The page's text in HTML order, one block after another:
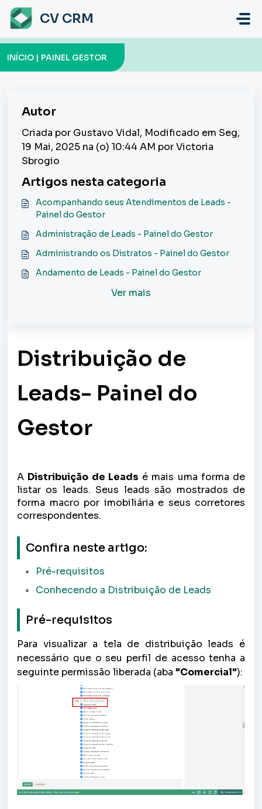
Ir para o conteúdo principal
CV CRM
INÍCIO | PAINEL GESTOR
Autor
Criada por Gustavo Vidal, Modificado em Seg,
19 Mai, 2025 na (o) 10:44 AM por Victoria
Sbrogio
Artigos nesta categoria
Acompanhando seus Atendimentos de Leads -
Painel do Gestor
Administração de Leads - Painel do Gestor
Administrando os Distratos - Painel do Gestor
Andamento de Leads - Painel do Gestor
Ver mais
Distribuição de
Leads- Painel do
Gestor
A Distribuição de Leads é mais uma forma de
listar os leads. Seus leads são mostrados de
forma macro por imobiliária e seus corretores
correspondentes.
Confira neste artigo:
Pré-requisitos
Conhecendo a Distribuição de Leads
Pré-requisitos
Para visualizar a tela de distribuição leads é
necessário que o seu perfil de acesso tenha a
seguinte permissão liberada (aba "Comercial"):